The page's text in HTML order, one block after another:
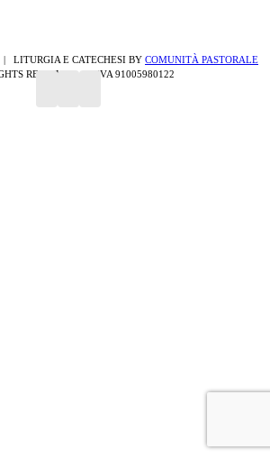
LITURGIA E CATECHESI BY COMUNITÀ PASTORALE
RESERVED | P.IVA 91005980122